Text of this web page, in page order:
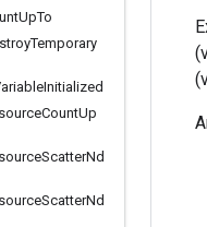
UpTo
Temporary
Initialized
CountUp
ScatterNd
ScatterNd